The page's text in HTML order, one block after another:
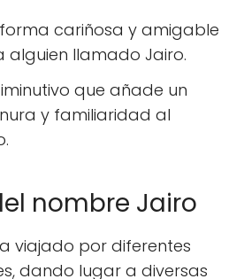
cariñosa y amigable
alguien llamado Jairo.
que añade un
y familiaridad al
nombre Jairo
viajado por diferentes
dando lugar a diversas